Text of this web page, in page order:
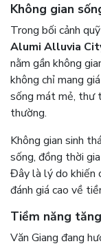
Không gian
Trong bối cảnh
Alumi Alluvia
nằm gần không
không chỉ mang
sống mát mẻ, thư
thường.
Không gian sinh
sống, đồng thời
Đây là lý do khiến
đánh giá cao về
Tiềm năng
Văn Giang đang